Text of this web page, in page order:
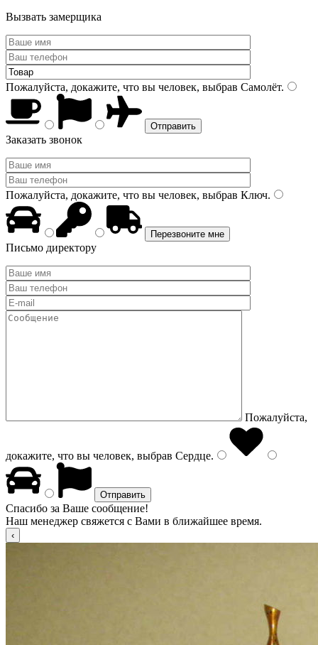
Вызвать замерщика
Пожалуйста, докажите, что вы человек, выбрав Самолёт.
Заказать звонок
Пожалуйста, докажите, что вы человек, выбрав Ключ.
Письмо директору
Пожалуйста,
докажите, что вы человек, выбрав Сердце.
Спасибо за Ваше сообщение!
Наш менеджер свяжется с Вами в ближайшее время.